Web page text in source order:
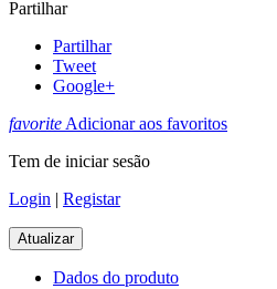
Partilhar
Partilhar
Tweet
Google+
favoriteAdicionar aos favoritos
Tem de iniciar sesão
Login | Registar
Dados do produto